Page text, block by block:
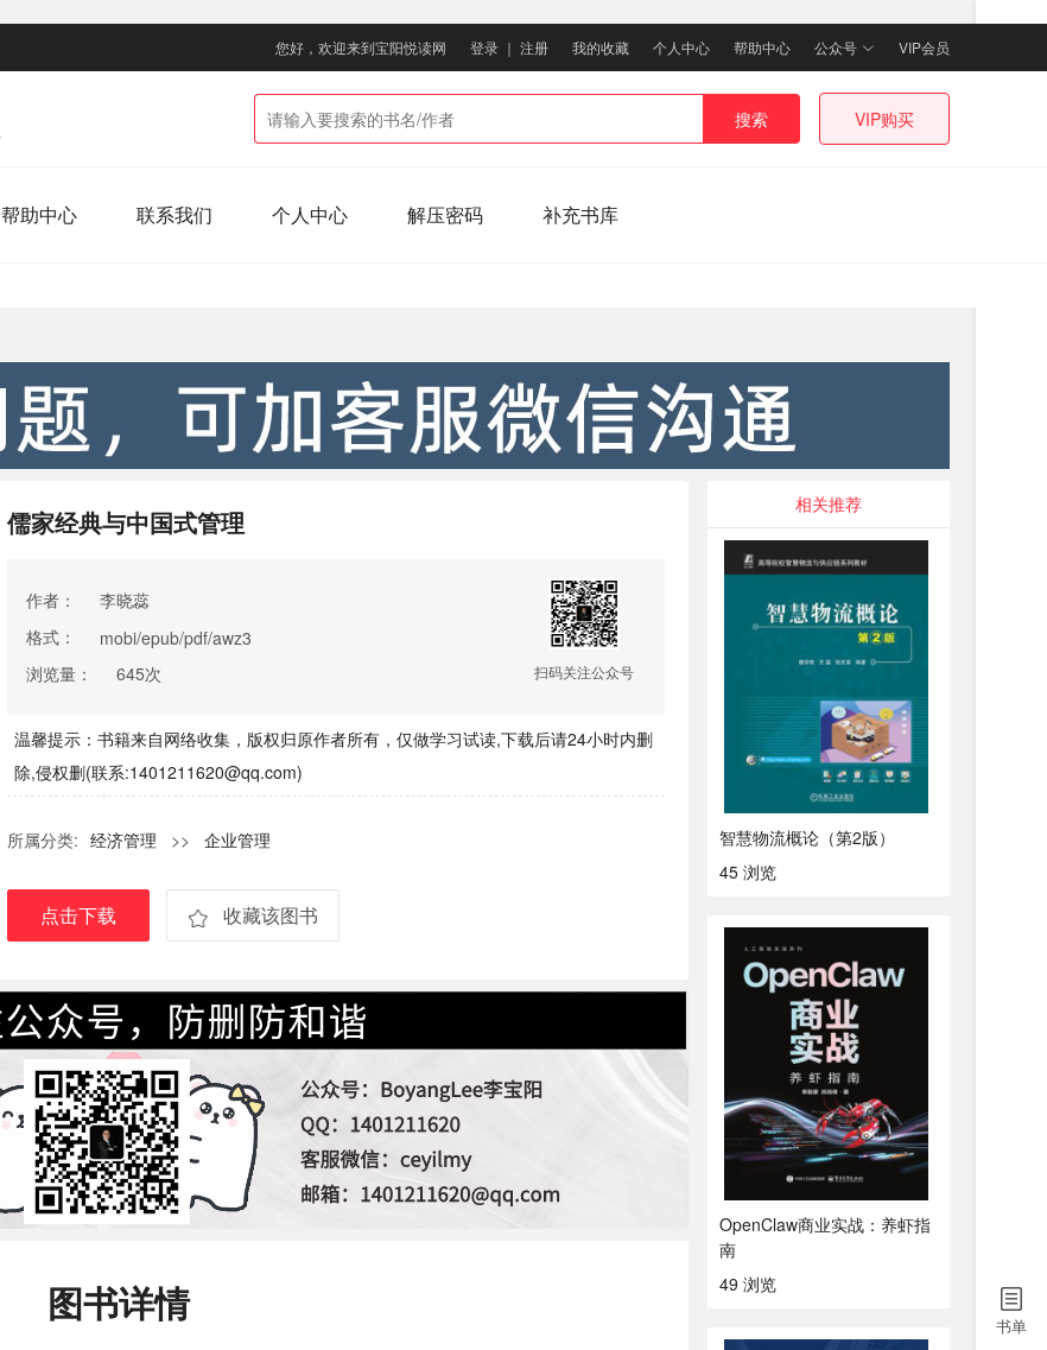
您好，欢迎来到宝阳悦读网 登录 ｜ 注册 我的收藏 个人中心 帮助中心 公众号 VIP会员
搜索 VIP购买
帮助中心 联系我们 个人中心 解压密码 补充书库
儒家经典与中国式管理
作者：
李晓蕊
格式：
mobi/epub/pdf/awz3
浏览量：
645次 扫码关注公众号
温馨提示：书籍来自网络收集，版权归原作者所有，仅做学习试读,下载后请24小时内删
除,侵权删(联系:1401211620@qq.com)
所属分类: 经济管理 >> 企业管理
点击下载 收藏该图书
图书详情
相关推荐
智慧物流概论（第2版）
45 浏览
OpenClaw商业实战：养虾指
南
49 浏览
书单